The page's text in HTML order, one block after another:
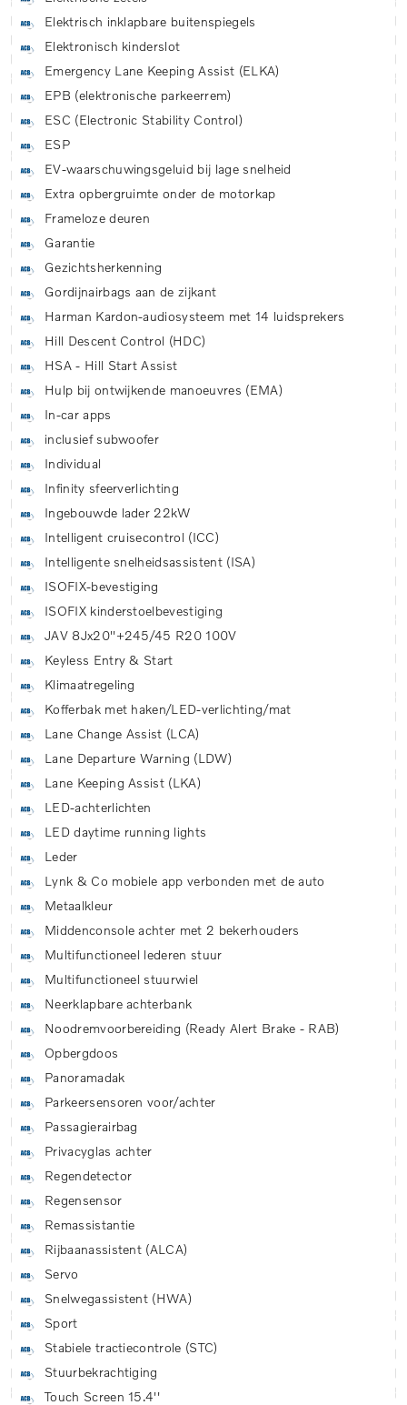
Elektrisch inklapbare buitenspiegels
Elektronisch kinderslot
Emergency Lane Keeping Assist (ELKA)
EPB (elektronische parkeerrem)
ESC (Electronic Stability Control)
ESP
EV-waarschuwingsgeluid bij lage snelheid
Extra opbergruimte onder de motorkap
Frameloze deuren
Garantie
Gezichtsherkenning
Gordijnairbags aan de zijkant
Harman Kardon-audiosysteem met 14 luidsprekers
Hill Descent Control (HDC)
HSA - Hill Start Assist
Hulp bij ontwijkende manoeuvres (EMA)
In-car apps
inclusief subwoofer
Individual
Infinity sfeerverlichting
Ingebouwde lader 22kW
Intelligent cruisecontrol (ICC)
Intelligente snelheidsassistent (ISA)
ISOFIX-bevestiging
ISOFIX kinderstoelbevestiging
JAV 8Jx20''+245/45 R20 100V
Keyless Entry & Start
Klimaatregeling
Kofferbak met haken/LED-verlichting/mat
Lane Change Assist (LCA)
Lane Departure Warning (LDW)
Lane Keeping Assist (LKA)
LED-achterlichten
LED daytime running lights
Leder
Lynk & Co mobiele app verbonden met de auto
Metaalkleur
Middenconsole achter met 2 bekerhouders
Multifunctioneel lederen stuur
Multifunctioneel stuurwiel
Neerklapbare achterbank
Noodremvoorbereiding (Ready Alert Brake - RAB)
Opbergdoos
Panoramadak
Parkeersensoren voor/achter
Passagierairbag
Privacyglas achter
Regendetector
Regensensor
Remassistantie
Rijbaanassistent (ALCA)
Servo
Snelwegassistent (HWA)
Sport
Stabiele tractiecontrole (STC)
Stuurbekrachtiging
Touch Screen 15.4''